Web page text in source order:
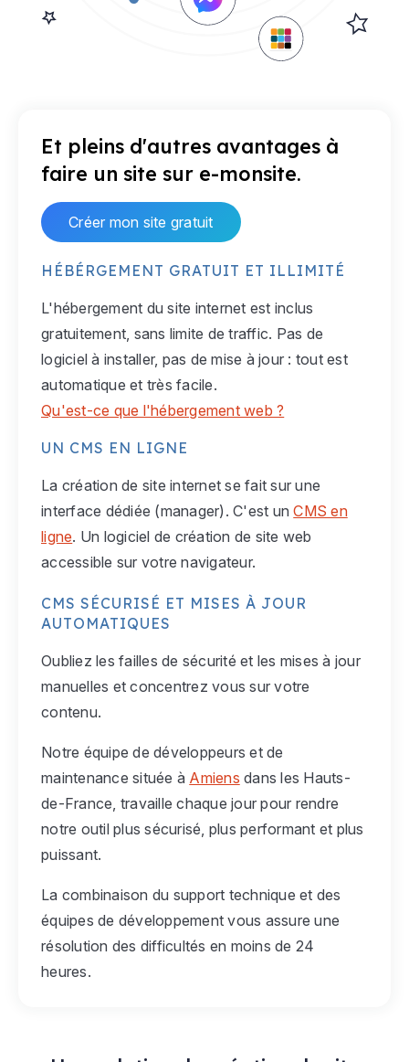
Et pleins d'autres avantages à
faire un site sur e-monsite.
Créer mon site gratuit
HÉBÉRGEMENT GRATUIT ET ILLIMITÉ
L'hébergement du site internet est inclus
gratuitement, sans limite de traffic. Pas de
logiciel à installer, pas de mise à jour : tout est
automatique et très facile.
Qu'est-ce que l'hébergement web ?
UN CMS EN LIGNE
La création de site internet se fait sur une
interface dédiée (manager). C'est unCMS en
ligne. Un logiciel de création de site web
accessible sur votre navigateur.
CMS SÉCURISÉ ET MISES À JOUR
AUTOMATIQUES
Oubliez les failles de sécurité et les mises à jour
manuelles et concentrez vous sur votre
contenu.
Notre équipe de développeurs et de
maintenance située à Amiens dans les Hauts-
de-France, travaille chaque jour pour rendre
notre outil plus sécurisé, plus performant et plus
puissant.
La combinaison du support technique et des
équipes de développement vous assure une
résolution des difficultés en moins de 24
heures.